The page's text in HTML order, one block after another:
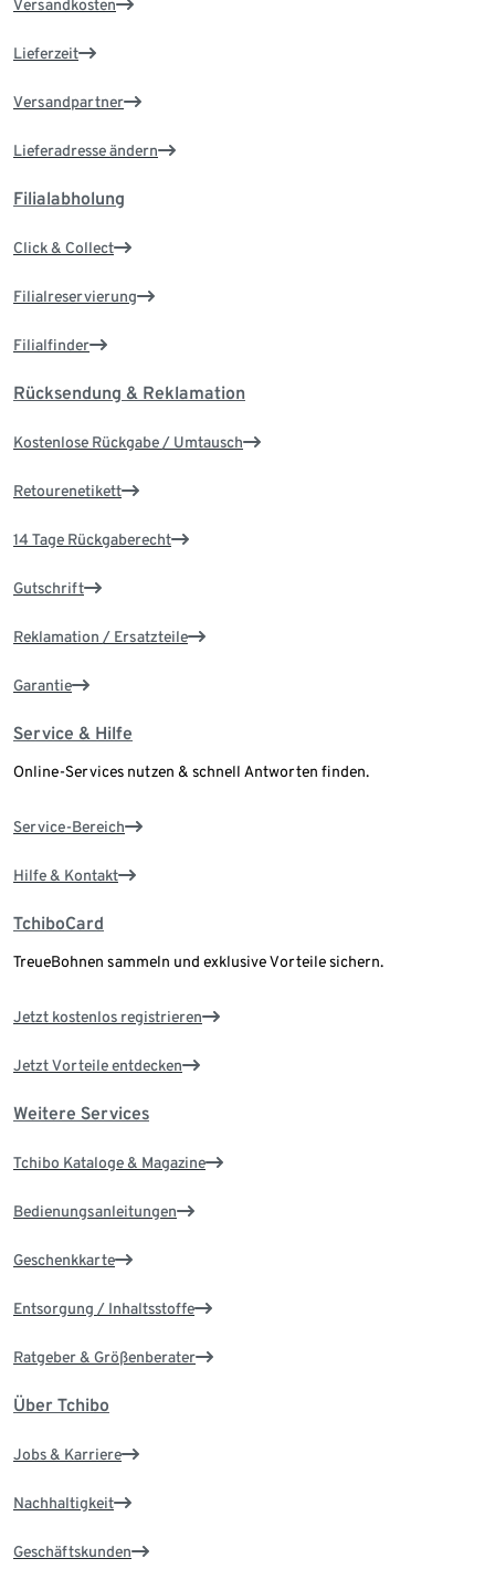
Versandkosten
Lieferzeit
Versandpartner
Lieferadresse ändern
Filialabholung
Click & Collect
Filialreservierung
Filialfinder
Rücksendung & Reklamation
Kostenlose Rückgabe / Umtausch
Retourenetikett
14 Tage Rückgaberecht
Gutschrift
Reklamation / Ersatzteile
Garantie
Service & Hilfe
Online-Services nutzen & schnell Antworten finden.
Service-Bereich
Hilfe & Kontakt
TchiboCard
TreueBohnen sammeln und exklusive Vorteile sichern.
Jetzt kostenlos registrieren
Jetzt Vorteile entdecken
Weitere Services
Tchibo Kataloge & Magazine
Bedienungsanleitungen
Geschenkkarte
Entsorgung / Inhaltsstoffe
Ratgeber & Größenberater
Über Tchibo
Jobs & Karriere
Nachhaltigkeit
Geschäftskunden